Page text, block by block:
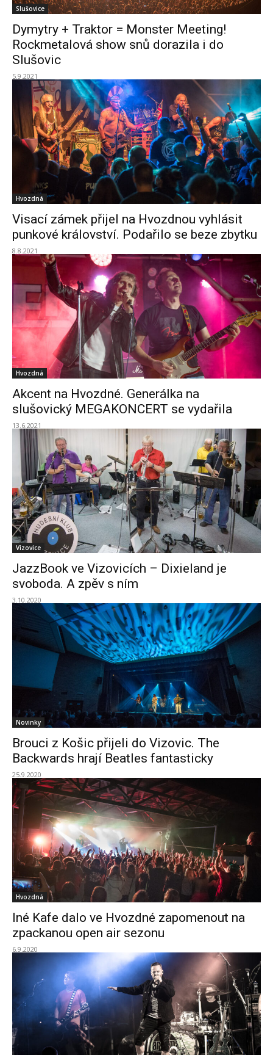
Slušovice
Dymytry + Traktor = Monster Meeting!
Rockmetalová show snů dorazila i do
Slušovic
5.9.2021
Hvozdná
Visací zámek přijel na Hvozdnou vyhlásit
punkové království. Podařilo se beze zbytku
8.8.2021
Hvozdná
Akcent na Hvozdné. Generálka na
slušovický MEGAKONCERT se vydařila
13.6.2021
Vizovice
JazzBook ve Vizovicích – Dixieland je
svoboda. A zpěv s ním
3.10.2020
Novinky
Brouci z Košic přijeli do Vizovic. The
Backwards hrají Beatles fantasticky
25.9.2020
Hvozdná
Iné Kafe dalo ve Hvozdné zapomenout na
zpackanou open air sezonu
6.9.2020